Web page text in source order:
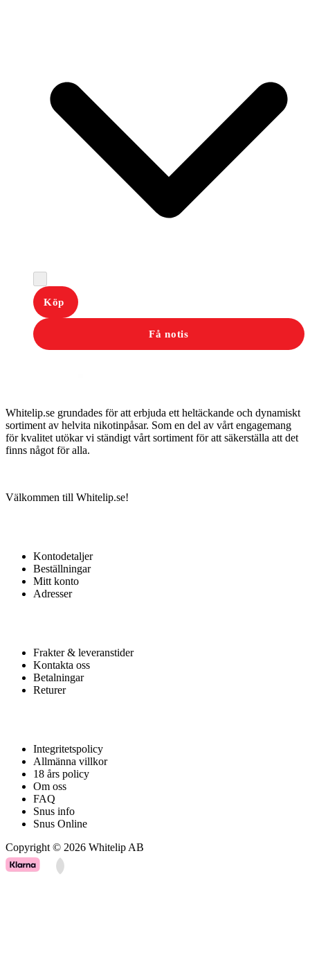
Köp
Få notis
Whitelip.se grundades för att erbjuda ett heltäckande och dynamiskt
sortiment av helvita nikotinpåsar. Som en del av vårt engagemang
för kvalitet utökar vi ständigt vårt sortiment för att säkerställa att det
finns något för alla.
Välkommen till Whitelip.se!
Kontodetaljer
Beställningar
Mitt konto
Adresser
Frakter & leveranstider
Kontakta oss
Betalningar
Returer
Integritetspolicy
Allmänna villkor
18 års policy
Om oss
FAQ
Snus info
Snus Online
Copyright © 2026 Whitelip AB